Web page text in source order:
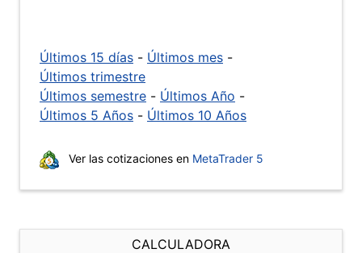
Últimos 15 días - Últimos mes -
Últimos trimestre
Últimos semestre - Últimos Año -
Últimos 5 Años - Últimos 10 Años
Ver las cotizaciones en MetaTrader 5
CALCULADORA